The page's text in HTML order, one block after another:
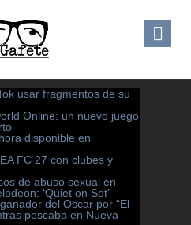
usar fragmentos de su
Online: un nuevo juego
disponible en
FC 27 con clubes y
de abuso sexual en
‘Quiet on Set’
del Oscar por “El
pescaba en Nueva